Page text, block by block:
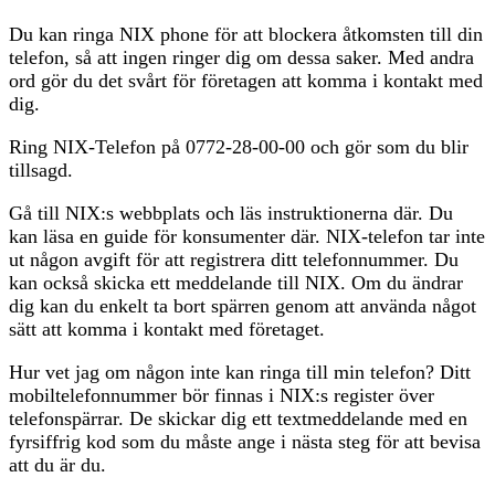
Du kan ringa NIX phone för att blockera åtkomsten till din
telefon, så att ingen ringer dig om dessa saker. Med andra
ord gör du det svårt för företagen att komma i kontakt med
dig.
Ring NIX-Telefon på 0772-28-00-00 och gör som du blir
tillsagd.
Gå till NIX:s webbplats och läs instruktionerna där. Du
kan läsa en guide för konsumenter där. NIX-telefon tar inte
ut någon avgift för att registrera ditt telefonnummer. Du
kan också skicka ett meddelande till NIX. Om du ändrar
dig kan du enkelt ta bort spärren genom att använda något
sätt att komma i kontakt med företaget.
Hur vet jag om någon inte kan ringa till min telefon? Ditt
mobiltelefonnummer bör finnas i NIX:s register över
telefonspärrar. De skickar dig ett textmeddelande med en
fyrsiffrig kod som du måste ange i nästa steg för att bevisa
att du är du.